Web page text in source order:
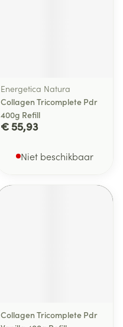
Energetica Natura
Collagen Tricomplete Pdr
400g Refill
€ 55,93
Niet beschikbaar
Collagen Tricomplete Pdr